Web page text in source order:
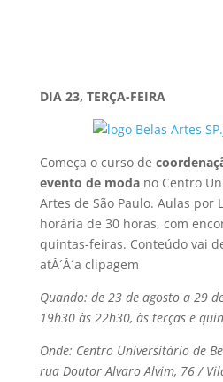
DIA 23, TERÇA-FEIRA
Começa o curso de
evento de modano Centro
Artes de São Paulo. Aulas por
horária de 30 horas, com
quintas-feiras. Conteúdo vai
atÂ´Â´a clipagem
Quando: de 23 de agosto a 29
19h30 às 22h30, às terças e
Onde: Centro Universitário de
rua Doutor Alvaro Alvim, 76 /